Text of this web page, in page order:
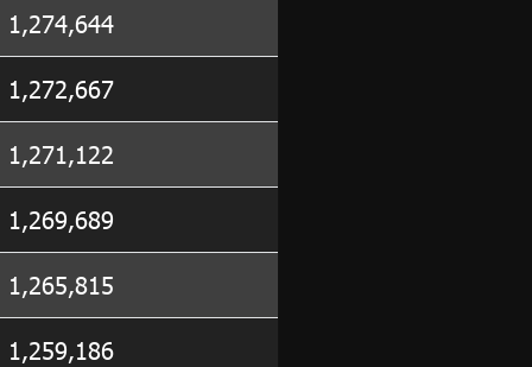
1,274,644
1,272,667
1,271,122
1,269,689
1,265,815
1,259,186